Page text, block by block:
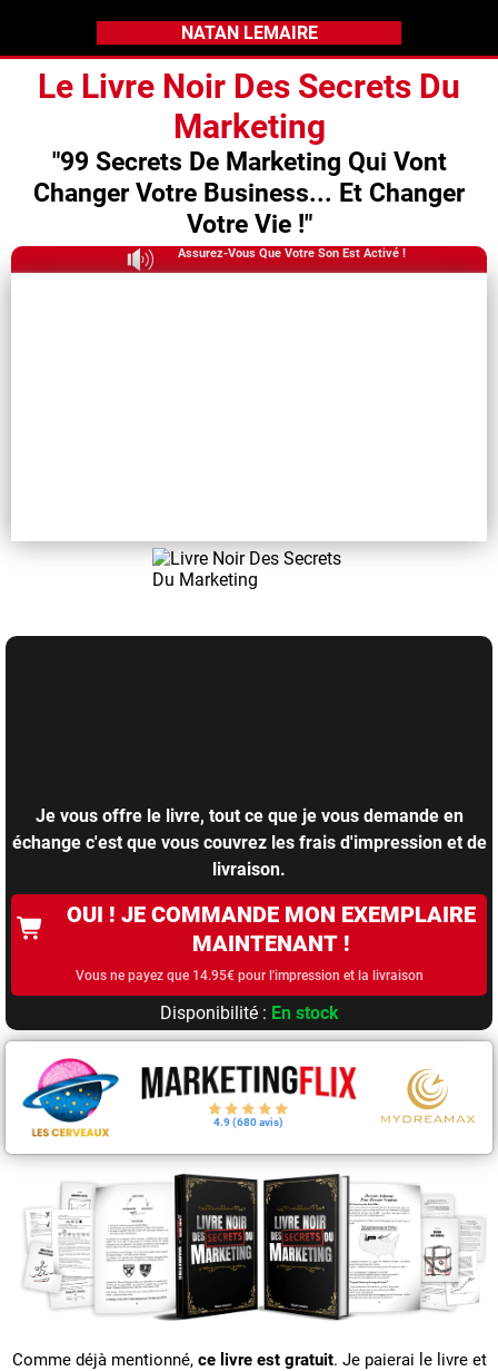
NATAN LEMAIRE
Le Livre Noir Des Secrets Du
Marketing
"99 Secrets De Marketing Qui Vont
Changer Votre Business... Et Changer
Votre Vie !"
Assurez-Vous Que Votre Son Est Activé !
Je vous offre le livre, tout ce que je vous demande en
échange c'est que vous couvrez les frais d'impression et de
livraison.
OUI ! JE COMMANDE MON EXEMPLAIRE
MAINTENANT !
Vous ne payez que 14.95€ pour l'impression et la livraison
Disponibilité : En stock
4.9 (680 avis)
Comme déjà mentionné, ce livre est gratuit. Je paierai le livre et